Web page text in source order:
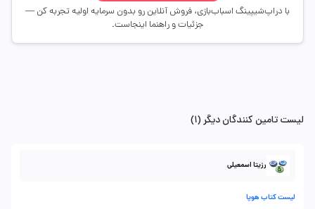
با دراپ‌شیپینگ اسباب‌بازی، فروش آنلاین رو بدون سرمایه اولیه تجربه کن —
جزئیات و راهنما اینجاست.
لیست تامین کنندگان دیگر (1)
رزیتا اسمعیلی
لیست کتاب هوپا